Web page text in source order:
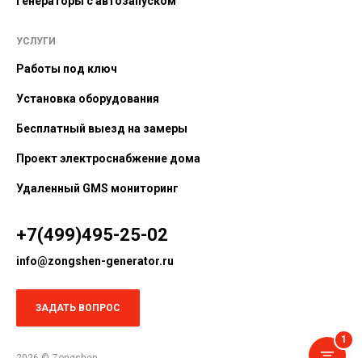
1
УСЛУГИ
Работы под ключ
Установка оборудования
Бесплатный выезд на замеры
Проект электроснабжение дома
Удаленный GMS мониторинг
+7(499)495-25-02
info@zongshen-generator.ru
ЗАДАТЬ ВОПРОС